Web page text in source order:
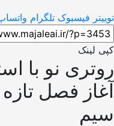
فیسبوک تلگرام واتساپ
فصل تازه